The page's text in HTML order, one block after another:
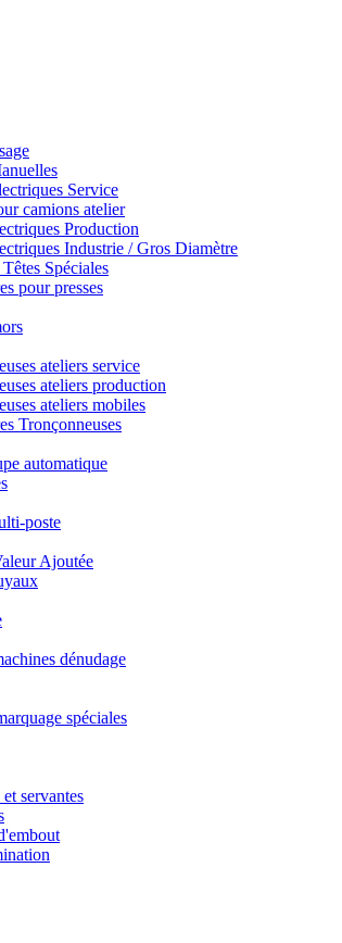
Service
camions atelier
Production
Industrie / Gros Diamètre
Têtes Spéciales
pour presses
ateliers service
ateliers production
ateliers mobiles
Tronçonneuses
automatique
poste
Ajoutée
dénudage
spéciales
servantes